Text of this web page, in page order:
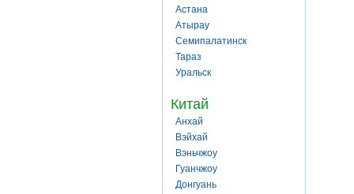
Астана
Атырау
Семипалатинск
Тараз
Уральск
Китай
Анхай
Вэйхай
Вэньчжоу
Гуанчжоу
Донгуань